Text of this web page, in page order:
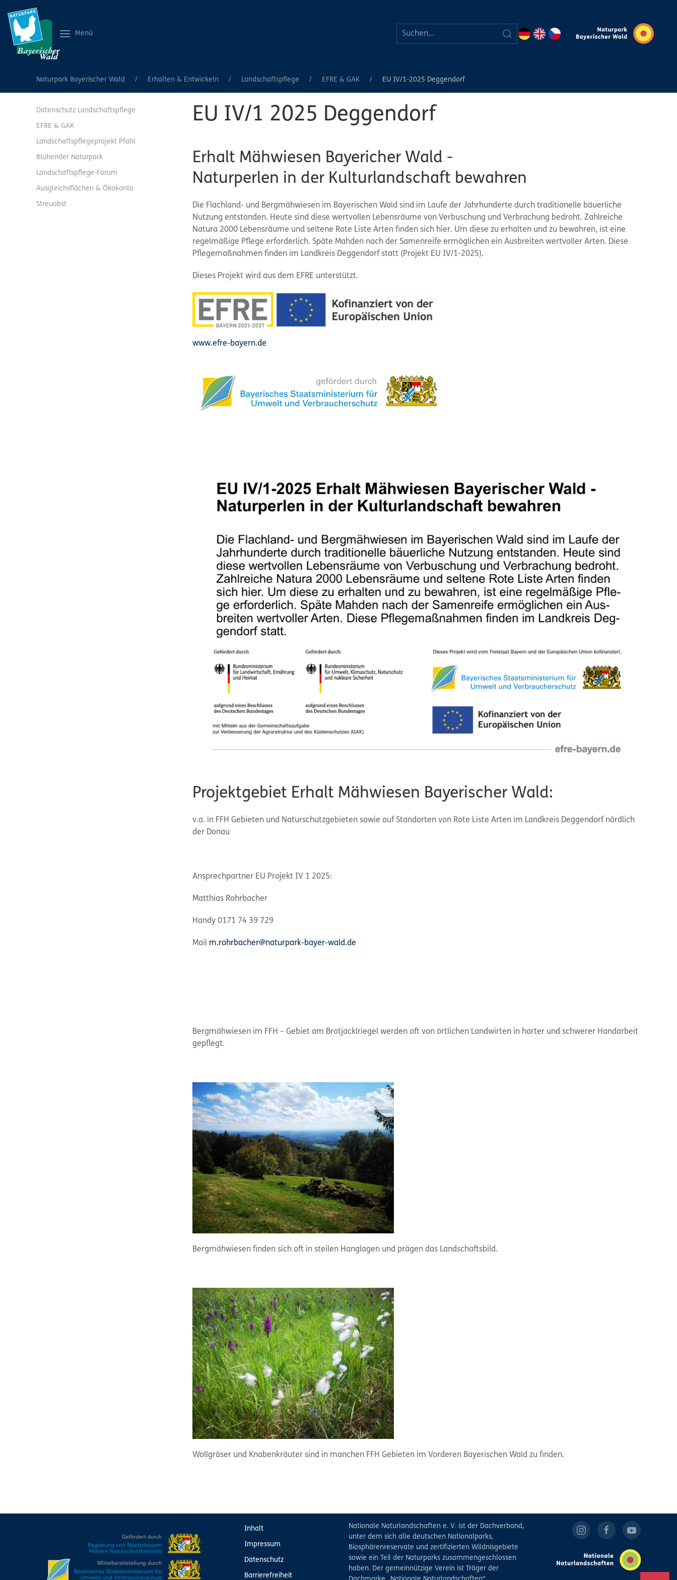
Menü
Naturpark Bayerischer Wald Erhalten & Entwickeln Landschaftspflege EFRE & GAK EU IV/1-2025 Deggendorf
EU IV/1 2025 Deggendorf
Erhalt Mähwiesen Bayericher Wald -
Naturperlen in der Kulturlandschaft bewahren
Die Flachland- und Bergmähwiesen im Bayerischen Wald sind im Laufe der Jahrhunderte durch traditionelle bäuerliche
Nutzung entstanden. Heute sind diese wertvollen Lebensräume von Verbuschung und Verbrachung bedroht. Zahlreiche
Natura 2000 Lebensräume und seltene Rote Liste Arten finden sich hier. Um diese zu erhalten und zu bewahren, ist eine
regelmäßige Pflege erforderlich. Späte Mahden nach der Samenreife ermöglichen ein Ausbreiten wertvoller Arten. Diese
Pflegemaßnahmen finden im Landkreis Deggendorf statt (Projekt EU IV/1-2025).
Dieses Projekt wird aus dem EFRE unterstützt.
www.efre-bayern.de
Projektgebiet Erhalt Mähwiesen Bayerischer Wald:
v.a. in FFH Gebieten und Naturschutzgebieten sowie auf Standorten von Rote Liste Arten im Landkreis Deggendorf nördlich
der Donau
Ansprechpartner EU Projekt IV 1 2025:
Matthias Rohrbacher
Handy 0171 74 39 729
Mail m.rohrbacher@naturpark-bayer-wald.de
Bergmähwiesen im FFH – Gebiet am Brotjacklriegel werden oft von örtlichen Landwirten in harter und schwerer Handarbeit
gepflegt.
Bergmähwiesen finden sich oft in steilen Hanglagen und prägen das Landschaftsbild.
Wollgräser und Knabenkräuter sind in manchen FFH Gebieten im Vorderen Bayerischen Wald zu finden.
Datenschutz Landschaftspflege
EFRE & GAK
Landschaftspflegeprojekt Pfahl
Blühender Naturpark
Landschaftspflege-Forum
Ausgleichsflächen & Ökokonto
Streuobst
Inhalt
Impressum
Datenschutz
Barrierefreiheit
Nationale Naturlandschaften e. V. ist der Dachverband,
unter dem sich alle deutschen Nationalparks,
Biosphärenreservate und zertifizierten Wildnisgebiete
sowie ein Teil der Naturparks zusammengeschlossen
haben. Der gemeinnützige Verein ist Träger der